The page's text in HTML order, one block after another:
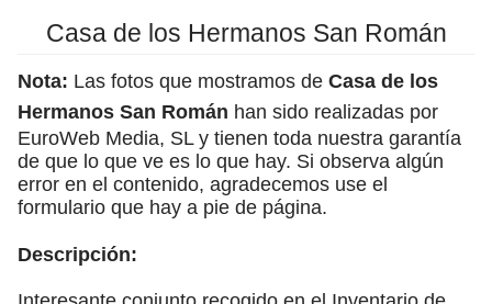
Casa de los Hermanos San Román
Nota: Las fotos que mostramos de Casa de los
Hermanos San Román han sido realizadas por
EuroWeb Media, SL y tienen toda nuestra garantía
de que lo que ve es lo que hay. Si observa algún
error en el contenido, agradecemos use el
formulario que hay a pie de página.
Descripción: